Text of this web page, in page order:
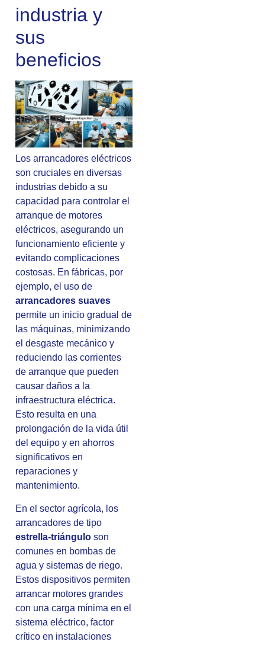
industria y
sus
beneficios
Los arrancadores eléctricos
son cruciales en diversas
industrias debido a su
capacidad para controlar el
arranque de motores
eléctricos, asegurando un
funcionamiento eficiente y
evitando complicaciones
costosas. En fábricas, por
ejemplo, el uso de
arrancadores suaves
permite un inicio gradual de
las máquinas, minimizando
el desgaste mecánico y
reduciendo las corrientes
de arranque que pueden
causar daños a la
infraestructura eléctrica.
Esto resulta en una
prolongación de la vida útil
del equipo y en ahorros
significativos en
reparaciones y
mantenimiento.
En el sector agrícola, los
arrancadores de tipo
estrella-triángulo son
comunes en bombas de
agua y sistemas de riego.
Estos dispositivos permiten
arrancar motores grandes
con una carga mínima en el
sistema eléctrico, factor
crítico en instalaciones